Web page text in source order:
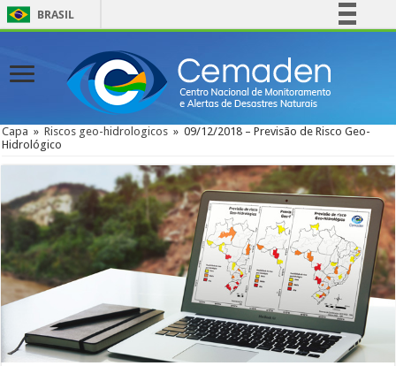
BRASIL
Comunica BR
Participe
Acesso à informação
Canais
Capa » Riscos geo-hidrologicos » 09/12/2018 – Previsão de Risco Geo-
Hidrológico